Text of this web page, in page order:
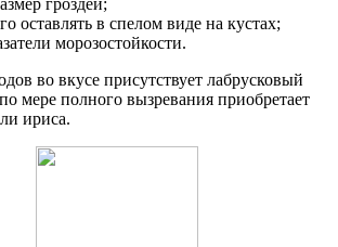
гроздей;
оставлять в спелом виде на кустах;
морозостойкости.
во вкусе присутствует лабрусковый
мере полного вызревания приобретает
ириса.